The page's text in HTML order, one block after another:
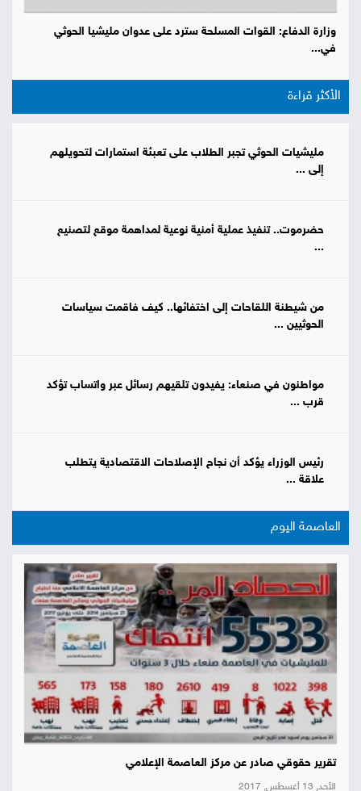
وزارة الدفاع: القوات المسلحة سترد على عدوان مليشيا الحوثي
في...
الأكثر قراءة
مليشيات الحوثي تجبر الطلاب على تعبئة استمارات لتحويلهم
إلى ...
حضرموت.. تنفيذ عملية أمنية نوعية لمداهمة موقع لتصنيع
...
من شيطنة اللقاحات إلى اختفائها.. كيف فاقمت سياسات
الحوثيين ...
مواطنون في صنعاء: يفيدون تلقيهم رسائل عبر واتساب تؤكد
قرب ...
رئيس الوزراء يؤكد أن نجاح الإصلاحات الاقتصادية يتطلب
علاقة ...
العاصمة اليوم
تقرير حقوقي صادر عن مركز العاصمة الإعلامي
الأحد, 13 أغسطس, 2017